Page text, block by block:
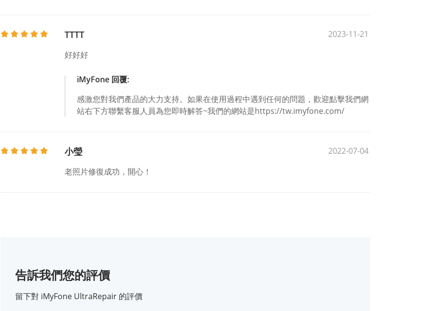
TTTT
2023-11-21
好好好
iMyFone 回覆:
感激您對我們產品的大力支持。如果在使用過程中遇到任何的問題，歡迎點擊我們網
站右下方聯繫客服人員為您即時解答~我們的網站是https://tw.imyfone.com/
小瑩
2022-07-04
老照片修復成功，開心！
告訴我們您的評價
留下對 iMyFone UltraRepair 的評價